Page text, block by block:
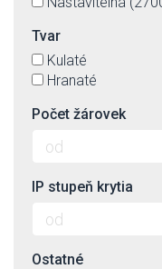
Tvar
Kulaté
Hranaté
Počet žárovek
IP stupeň krytia
Ostatné